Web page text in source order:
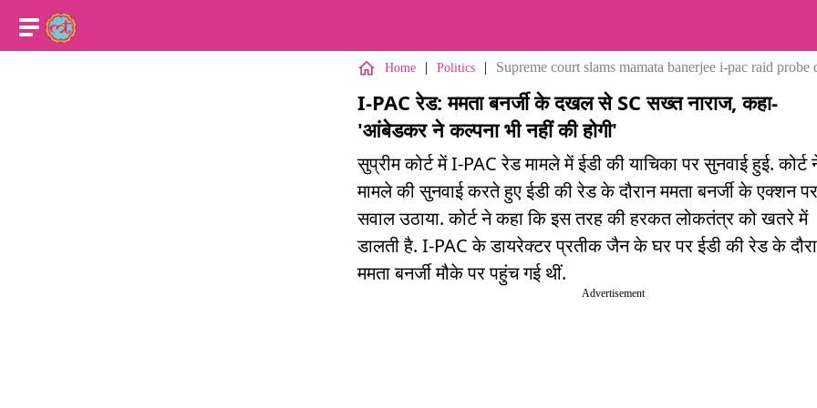
Home | Politics | Supreme court slams mamata banerjee i-pac raid probe
I-PAC रेड: ममता बनर्जी के दखल से SC सख्त नाराज, कहा-
'आंबेडकर ने कल्पना भी नहीं की होगी'
सुप्रीम कोर्ट में I-PAC रेड मामले में ईडी की याचिका पर सुनवाई हुई. कोर्ट
मामले की सुनवाई करते हुए ईडी की रेड के दौरान ममता बनर्जी के एक्शन पर
सवाल उठाया. कोर्ट ने कहा कि इस तरह की हरकत लोकतंत्र को खतरे में
डालती है. I-PAC के डायरेक्टर प्रतीक जैन के घर पर ईडी की रेड के
ममता बनर्जी मौके पर पहुंच गई थीं.
Advertisement